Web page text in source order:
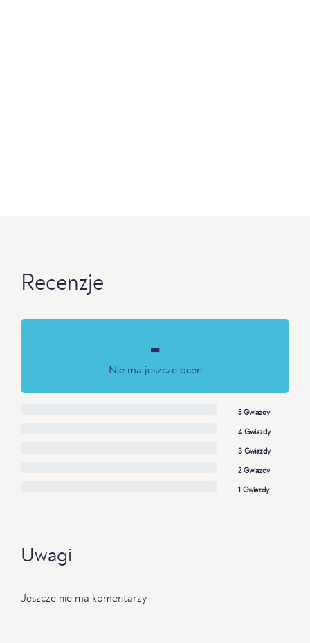
Recenzje
-
Nie ma jeszcze ocen
5 Gwiazdy
4 Gwiazdy
3 Gwiazdy
2 Gwiazdy
1 Gwiazdy
Uwagi
Jeszcze nie ma komentarzy